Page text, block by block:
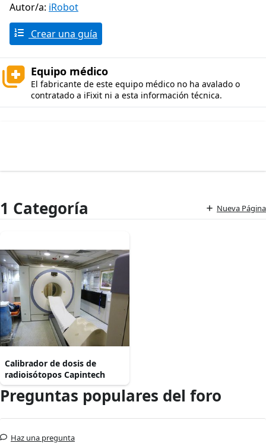
Autor/a: iRobot
Crear una guía
Equipo médico
El fabricante de este equipo médico no ha avalado o
contratado a iFixit ni a esta información técnica.
1 Categoría Nueva Página
Calibrador de dosis de
radioisótopos Capintech
Preguntas populares del foro
Haz una pregunta